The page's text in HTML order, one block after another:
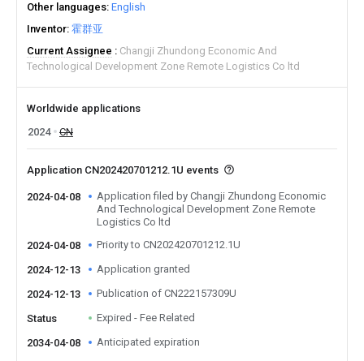
Other languages English
Inventor 霍群亚
Current Assignee
Changji Zhundong Economic And
Technological Development Zone Remote Logistics Co ltd
Worldwide applications
2024
CN
Application CN202420701212.1U events
2024-04-08
Application filed by Changji Zhundong Economic
And Technological Development Zone Remote
Logistics Co ltd
2024-04-08
Priority to CN202420701212.1U
2024-12-13 Application granted
2024-12-13 Publication of CN222157309U
Status Expired - Fee Related
2034-04-08 Anticipated expiration